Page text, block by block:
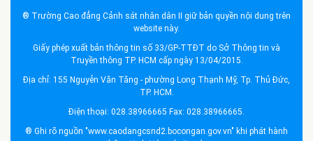
® Trường Cao đẳng Cảnh sát nhân dân II giữ bản quyền nội dung trên
website này.
Giấy phép xuất bản thông tin số 33/GP-TTĐT do Sở Thông tin và
Truyền thông TP. HCM cấp ngày 13/04/2015.
Địa chỉ: 155 Nguyễn Văn Tăng - phường Long Thạnh Mỹ, Tp. Thủ Đức,
TP. HCM.
Điện thoại: 028.38966665 Fax: 028.38966665.
® Ghi rõ nguồn "www.caodangcsnd2.bocongan.gov.vn" khi phát hành